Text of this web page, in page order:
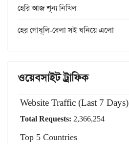
হেরি আজ শূন্য নিখিল
হের গোধূলি-বেলা সই ঘনিয়ে এলো
ওয়েবসাইট ট্রাফিক
Website Traffic (Last 7 Days)
Total Requests: 2,366,254
Top 5 Countries